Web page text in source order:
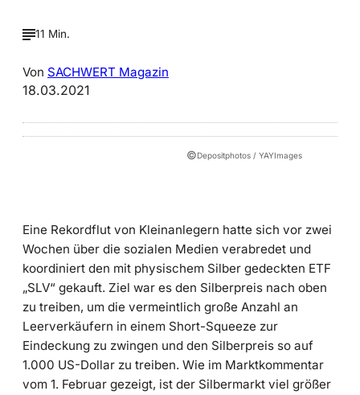
11 Min.
Von SACHWERT Magazin
18.03.2021
©Depositphotos / YAYImages
Eine Rekordflut von Kleinanlegern hatte sich vor zwei
Wochen über die sozialen Medien verabredet und
koordiniert den mit physischem Silber gedeckten ETF
„SLV“ gekauft. Ziel war es den Silberpreis nach oben
zu treiben, um die vermeintlich große Anzahl an
Leerverkäufern in einem Short-Squeeze zur
Eindeckung zu zwingen und den Silberpreis so auf
1.000 US-Dollar zu treiben. Wie im Marktkommentar
vom 1. Februar gezeigt, ist der Silbermarkt viel größer